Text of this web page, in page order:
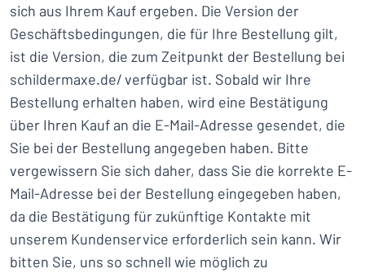
sich aus Ihrem Kauf ergeben. Die Version der
Geschäftsbedingungen, die für Ihre Bestellung gilt,
ist die Version, die zum Zeitpunkt der Bestellung bei
schildermaxe.de/ verfügbar ist. Sobald wir Ihre
Bestellung erhalten haben, wird eine Bestätigung
über Ihren Kauf an die E-Mail-Adresse gesendet, die
Sie bei der Bestellung angegeben haben. Bitte
vergewissern Sie sich daher, dass Sie die korrekte E-
Mail-Adresse bei der Bestellung eingegeben haben,
da die Bestätigung für zukünftige Kontakte mit
unserem Kundenservice erforderlich sein kann. Wir
bitten Sie, uns so schnell wie möglich zu